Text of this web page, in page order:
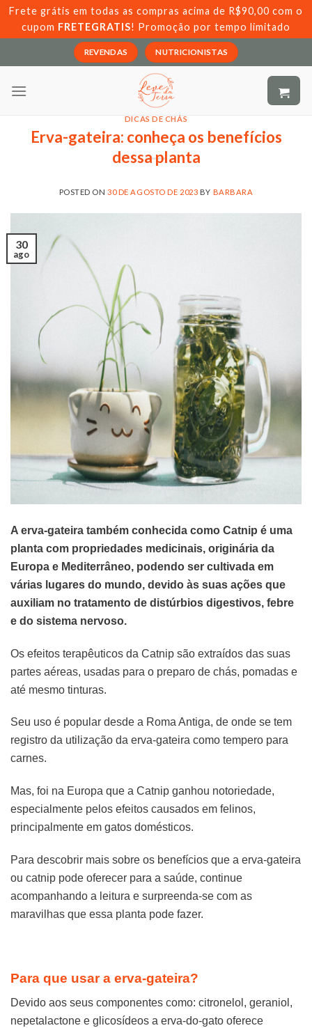
Skip
content
Frete grátis em todas as compras acima de R$90,00 com o
cupom FRETEGRATIS! Promoção por tempo limitado
REVENDAS NUTRICIONISTAS
DICAS DE CHÁS
Erva-gateira: conheça os benefícios
dessa planta
POSTED ON30 DE AGOSTO DE 2023 BY BARBARA
30
ago
A erva-gateira também conhecida como Catnip é uma
planta com propriedades medicinais, originária da
Europa e Mediterrâneo, podendo ser cultivada em
várias lugares do mundo, devido às suas ações que
auxiliam no tratamento de distúrbios digestivos, febre
e do sistema nervoso.
Os efeitos terapêuticos da Catnip são extraídos das suas
partes aéreas, usadas para o preparo de chás, pomadas e
até mesmo tinturas.
Seu uso é popular desde a Roma Antiga, de onde se tem
registro da utilização da erva-gateira como tempero para
carnes.
Mas, foi na Europa que a Catnip ganhou notoriedade,
especialmente pelos efeitos causados em felinos,
principalmente em gatos domésticos.
Para descobrir mais sobre os benefícios que a erva-gateira
ou catnip pode oferecer para a saúde, continue
acompanhando a leitura e surpreenda-se com as
maravilhas que essa planta pode fazer.
Para que usar a erva-gateira?
Devido aos seus componentes como: citronelol, geraniol,
nepetalactone e glicosídeos a erva-do-gato oferece